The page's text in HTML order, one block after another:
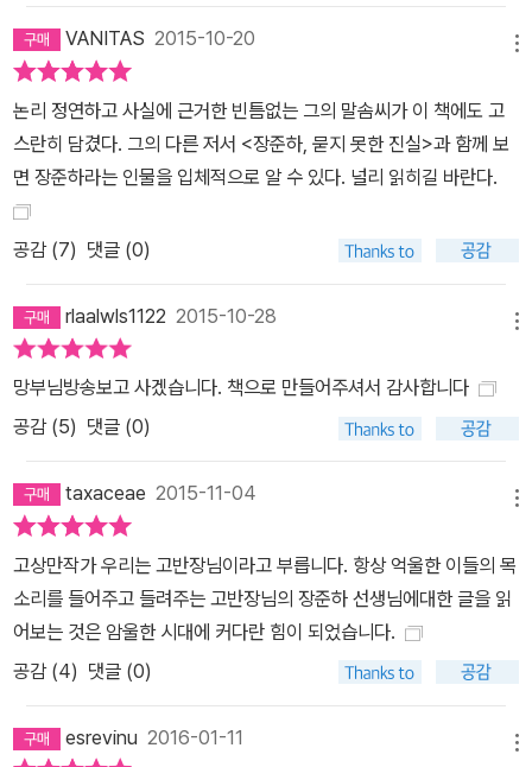
의 시각에 동의하지 않을 것이다. 장준하가 남긴 말과 글을 장준하의
관점에서 해석하고, 장준하의 유족과 동지들이 증언하는 수많은 글과
책을 함께 담아 장준하의 일대기를 온전히 드러내려 한다. 그리하여
40년을 넘는 긴 세월을 돌고 돌아 이제라도 장준하의 외침이 제대로
평가될 수 있기를 염원한다.” - [프롤로그] 중에서 장준하 선생은……
1918년 8월 27일 평안북도 의주군에서 태어났다. 일제 강점기에는
광복군으로, 해방 뒤에는 백범 김구의 비서로 일했다. 1953년 4월
《사상계》를 창간해 언론인으로도 큰 업적을 남겼으며 1962년 막사
이사이상 언론문화 부문을 수상했다. 자유와 민주주의를 유린하는 군
사독재에 단호하게 맞서다가 여러 차례 감옥에 갇혔고, 1967년 옥중
출마해 7대 국회의원에 당선되었다. 반독재, 반유신 투쟁에 헌신했던
그는 ‘금지된 동작을 가장 먼저 했다는 이유로’ 박정희 정권이 만든 중
었다. 유신헌법 개헌청원 100만인 서명운동을 주도한 죄로 군사법정
에서 징역 15년을 선고받았으며 1975년 8월 17일 경기도 포천 약사
대한민국의 대표적 의문사로 남아 있다. “못난 조상이 되지 않겠
다”는 그의 말처럼 장준하는 불의와 타협하지 않는 민주주의의 큰 역
사가 되었다.
VANITAS 2015-10-20
논리 정연하고 사실에 근거한 빈틈없는 그의 말솜씨가 이 책에도 고
스란히 담겼다. 그의 다른 저서 <장준하, 묻지 못한 진실>과 함께 보
면 장준하라는 인물을 입체적으로 알 수 있다. 널리 읽히길 바란다.
공감 (7) 댓글 (0)
rlaalwls1122 2015-10-28
망부님방송보고 사겠습니다. 책으로 만들어주셔서 감사합니다
공감 (5) 댓글 (0)
taxaceae 2015-11-04
고상만작가 우리는 고반장님이라고 부릅니다. 항상 억울한 이들의 목
소리를 들어주고 들려주는 고반장님의 장준하 선생님에대한 글을 읽
어보는 것은 암울한 시대에 커다란 힘이 되었습니다.
공감 (4) 댓글 (0)
esrevinu 2016-01-11